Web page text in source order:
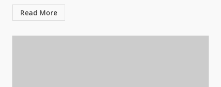
Read More